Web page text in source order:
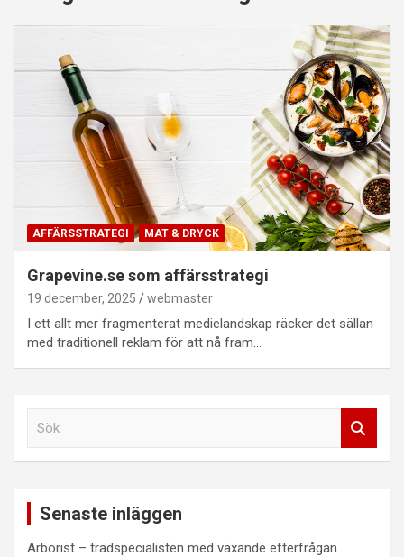
AFFÄRSSTRATEGI MAT & DRYCK
Grapevine.se som affärsstrategi
19 december, 2025 webmaster
I ett allt mer fragmenterat medielandskap räcker det sällan
med traditionell reklam för att nå fram…
Senaste inläggen
Arborist – trädspecialisten med växande efterfrågan